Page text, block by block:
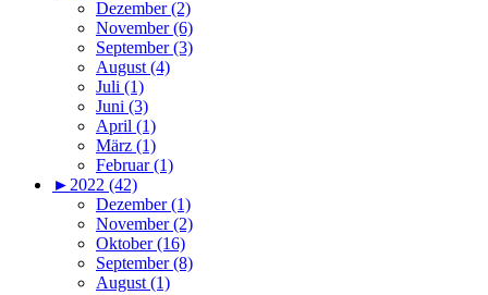
Dezember (2)
November (6)
September (3)
August (4)
Juli (1)
Juni (3)
April (1)
März (1)
Februar (1)
► 2022 (42)
Dezember (1)
November (2)
Oktober (16)
September (8)
August (1)